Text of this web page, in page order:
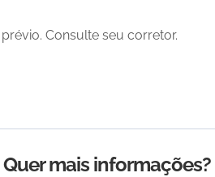
Consulte seu corretor.
Quer mais informações?